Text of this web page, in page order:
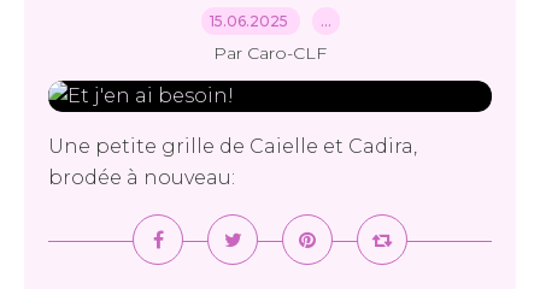
15.06.2025 …
Par Caro-CLF
Une petite grille de Caielle et Cadira,
brodée à nouveau: